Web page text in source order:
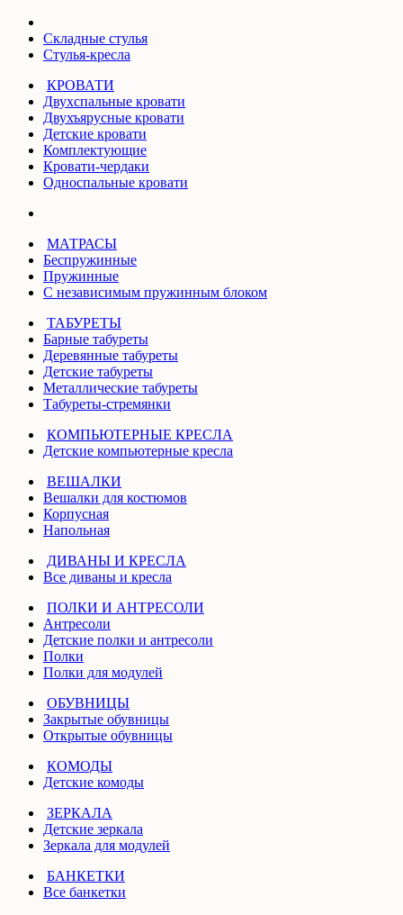
Складные стулья
Стулья-кресла
КРОВАТИ
Двухспальные кровати
Двухъярусные кровати
Детские кровати
Комплектующие
Кровати-чердаки
Односпальные кровати
МАТРАСЫ
Беспружинные
Пружинные
С независимым пружинным блоком
ТАБУРЕТЫ
Барные табуреты
Деревянные табуреты
Детские табуреты
Металлические табуреты
Табуреты-стремянки
КОМПЬЮТЕРНЫЕ КРЕСЛА
Детские компьютерные кресла
ВЕШАЛКИ
Вешалки для костюмов
Корпусная
Напольная
ДИВАНЫ И КРЕСЛА
Все диваны и кресла
ПОЛКИ И АНТРЕСОЛИ
Антресоли
Детские полки и антресоли
Полки
Полки для модулей
ОБУВНИЦЫ
Закрытые обувницы
Открытые обувницы
КОМОДЫ
Детские комоды
ЗЕРКАЛА
Детские зеркала
Зеркала для модулей
БАНКЕТКИ
Все банкетки